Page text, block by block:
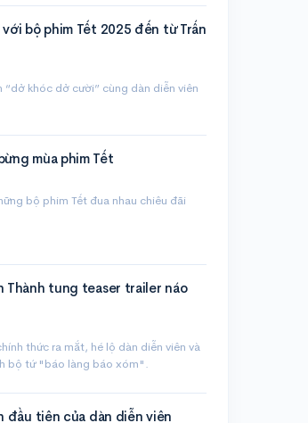
với bộ phim Tết 2025 đến từ Trấn
“dở khóc dở cười” cùng dàn diễn viên
mùa phim Tết
bộ phim Tết đua nhau chiêu đãi
Thành tung teaser trailer náo
thức ra mắt, hé lộ dàn diễn viên và
bộ tứ "báo làng báo xóm".
đầu tiên của dàn diễn viên